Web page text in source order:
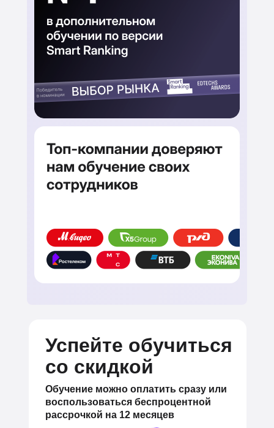
Обучение можно оплатить сразу или
воспользоваться беспроцентной
рассрочкой на 12 месяцев
Успейте обучиться
со скидкой